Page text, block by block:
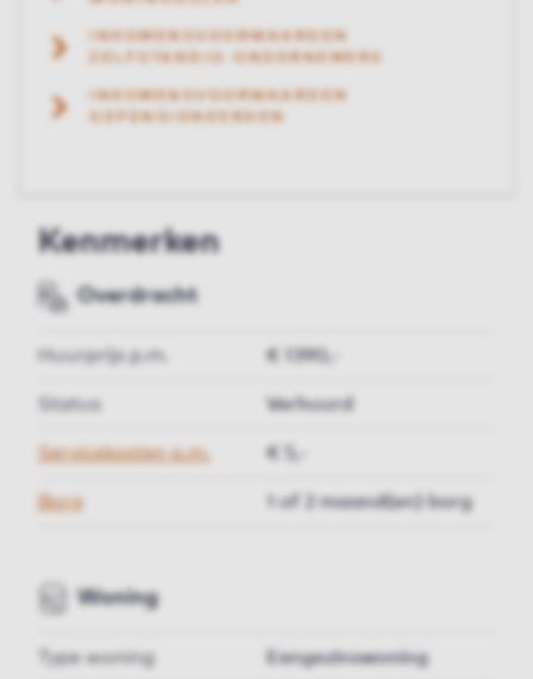
INKOMENSVOORWAARDEN
ZELFSTANDIG ONDERNEMERS
INKOMENSVOORWAARDEN
GEPENSIONEERDEN
Kenmerken
Overdracht
Huurprijs p.m. € 1390,-
Status Verhuurd
Servicekosten p.m. € 5,-
Borg 1 of 2 maand(en) borg
Woning
Type woning Eengezinswoning